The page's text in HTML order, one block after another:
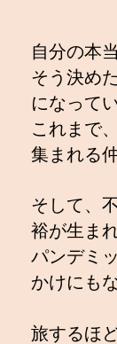
自分の本
そう決め
になって
これまで
集まれる
そして、
裕が生ま
パンデミ
かけにも
旅するほ